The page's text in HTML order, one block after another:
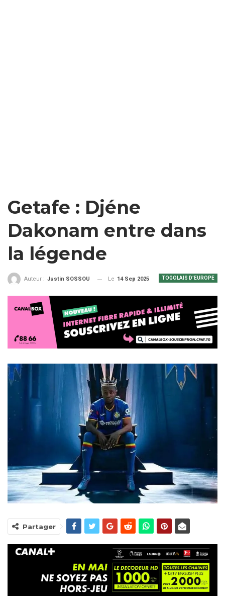
Getafe : Djéne
Dakonam entre dans
la légende
TOGOLAIS D'EUROPE
Auteur : Justin SOSSOU Le 14 Sep 2025
Partager